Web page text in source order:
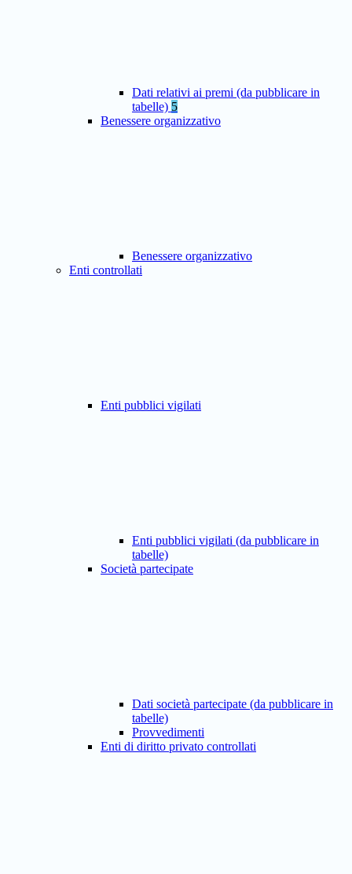
Dati relativi ai premi (da pubblicare in
tabelle) 5
Benessere organizzativo
Benessere organizzativo
Enti controllati
Enti pubblici vigilati
Enti pubblici vigilati (da pubblicare in
tabelle)
Società partecipate
Dati società partecipate (da pubblicare in
tabelle)
Provvedimenti
Enti di diritto privato controllati